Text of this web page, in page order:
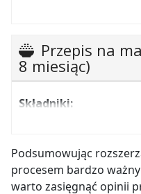
Przygotowanie:
pokrój w dość dużą
oraz oczyść z
Po tym czasie dodaj
olej. Gotuj całość do
pokojowej temperatury.
¼ szklanki wody
Przygotowanie:
usuń gniazdo
Wodę zagotuj, a
blenderem (jeśli jabłko
podczas gotowania).
schłodzeniu do
Przepis na
8 miesiąc)
Składniki:
25g jagód,
25g wiśni,
Podsumowując
procesem bardzo
warto zasięgnąć opinii